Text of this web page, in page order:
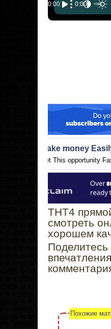
Make money
Get This opportunity
ТНТ4
смотреть
хорошем
Похожие